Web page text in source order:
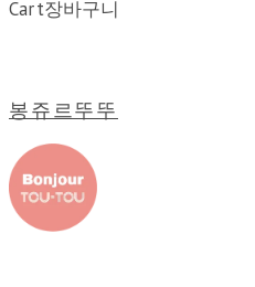
Cart장바구니
봉쥬르뚜뚜